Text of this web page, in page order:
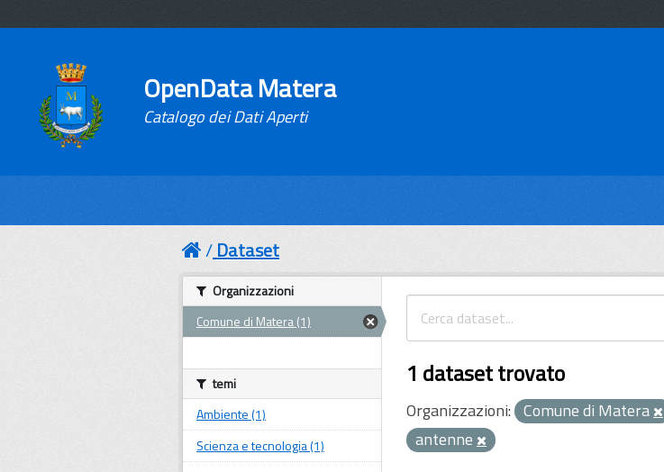
OpenData Matera
Catalogo dei Dati Aperti
Dataset
1 dataset trovato
Organizzazioni: Comune di Matera
antenne
Organizzazioni
Comune di Matera (1)
temi
Ambiente (1)
Scienza e tecnologia (1)